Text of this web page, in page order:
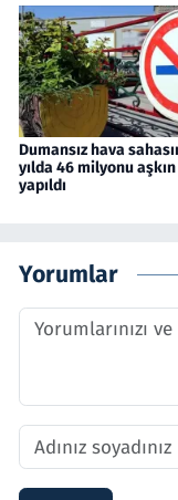
Dumansız hava
yılda 46 milyonu
yapıldı
Yorumlar